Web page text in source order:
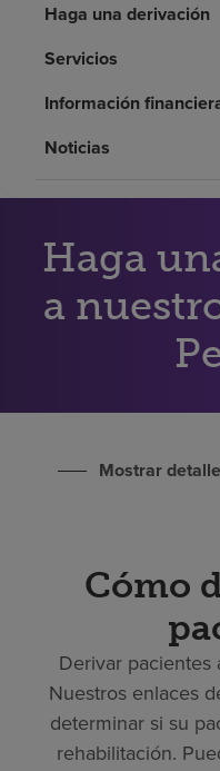
Acerca de nosotros
Inversores
Haga una derivación
Servicios
Información
Noticias
Haga
a
Mostrar
Cómo
Derivar pacientes
Nuestros enlaces
determinar si su
rehabilitación.